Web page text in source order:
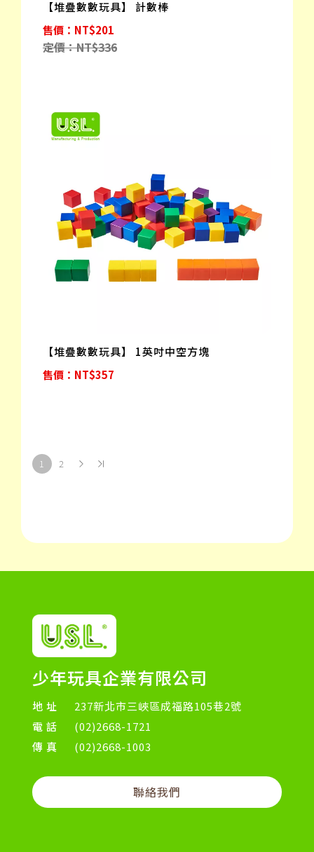
【堆疊數數玩具】 計數棒
定價：NT$336
售價：NT$201
【堆疊數數玩具】 1英吋中空方塊
售價：NT$357
1 2
少年玩具企業有限公司
地址
237新北市三峽區成福路105巷2號
電話
(02)2668-1721
傳真
(02)2668-1003
聯絡我們